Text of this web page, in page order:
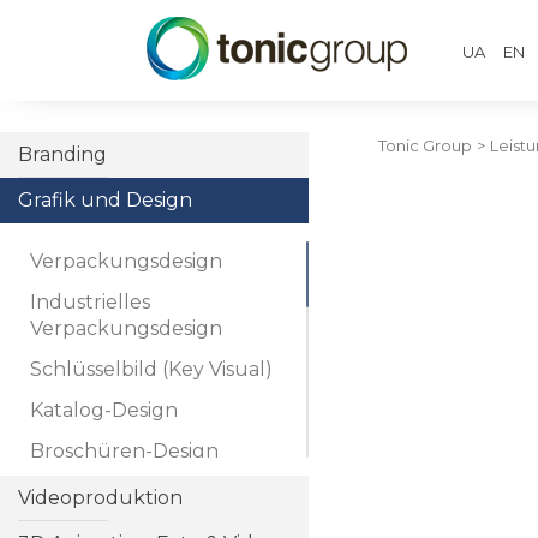
UA EN
Branding
Grafik und Design
Verpackungsdesign
Industrielles
Verpackungsdesign
Schlüsselbild (Key Visual)
Katalog-Design
Broschüren-Design
Booklet-Design
Ordner-Design
Videoproduktion
Tonic Group >